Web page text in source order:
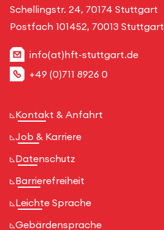
Schellingstr. 24, 70174 Stuttgart
Postfach 101452, 70013 Stuttgart
info(at)hft-stuttgart.de
+49 (0)711 8926 0
Kontakt & Anfahrt
Job & Karriere
Datenschutz
Barrierefreiheit
Leichte Sprache
Gebärdensprache